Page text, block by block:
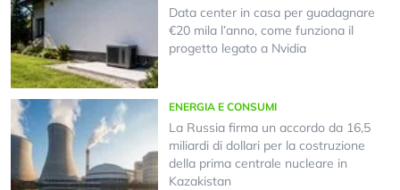
Data center in casa per guadagnare
€20 mila l’anno, come funziona il
progetto legato a Nvidia
ENERGIA E CONSUMI
La Russia firma un accordo da 16,5
miliardi di dollari per la costruzione
della prima centrale nucleare in
Kazakistan